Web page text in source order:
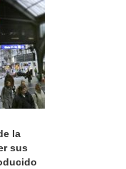
la
sus